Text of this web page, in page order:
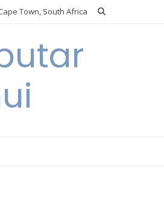
Town, South Africa